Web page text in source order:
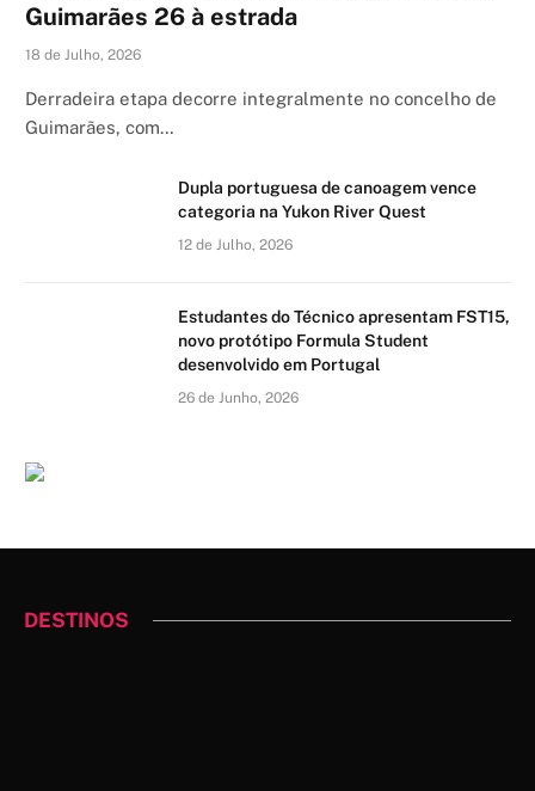
Guimarães 26 à estrada
18 de Julho, 2026
Derradeira etapa decorre integralmente no concelho de
Guimarães, com…
Dupla portuguesa de canoagem vence
categoria na Yukon River Quest
12 de Julho, 2026
Estudantes do Técnico apresentam FST15,
novo protótipo Formula Student
desenvolvido em Portugal
26 de Junho, 2026
DESTINOS